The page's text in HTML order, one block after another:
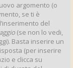
argomento (o
se ti è
del
(se non lo vedi,
Basta inserire un
(per inserire
e clicca su